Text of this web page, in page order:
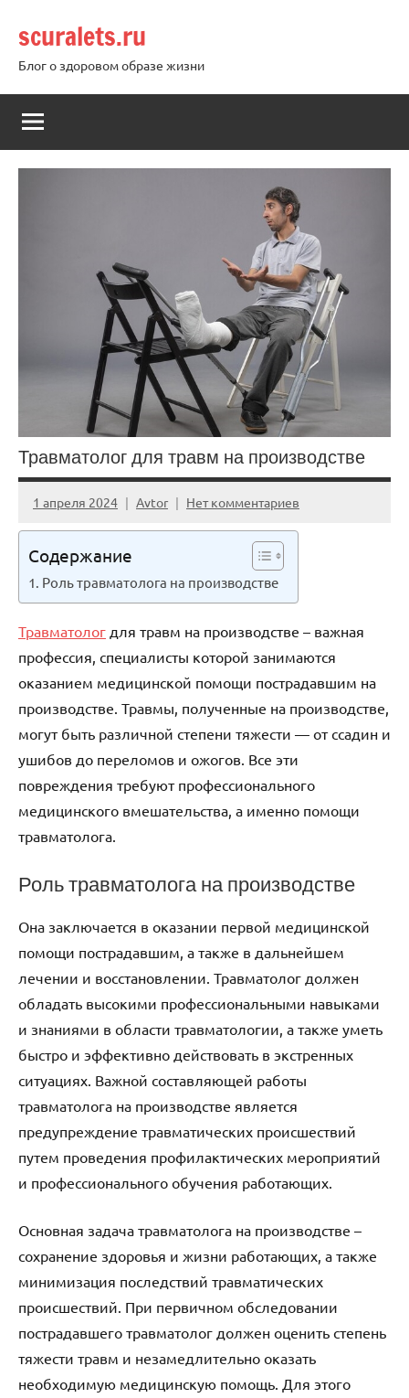
содержимому
scuralets.ru
Блог о здоровом образе жизни
Травматолог для травм на производстве
1 апреля 2024 Avtor Нет комментариев
Содержание
Роль травматолога на производстве
Травматолог для травм на производстве – важная
профессия, специалисты которой занимаются
оказанием медицинской помощи пострадавшим на
производстве. Травмы, полученные на производстве,
могут быть различной степени тяжести — от ссадин и
ушибов до переломов и ожогов. Все эти
повреждения требуют профессионального
медицинского вмешательства, а именно помощи
травматолога.
Роль травматолога на производстве
Она заключается в оказании первой медицинской
помощи пострадавшим, а также в дальнейшем
лечении и восстановлении. Травматолог должен
обладать высокими профессиональными навыками
и знаниями в области травматологии, а также уметь
быстро и эффективно действовать в экстренных
ситуациях. Важной составляющей работы
травматолога на производстве является
предупреждение травматических происшествий
путем проведения профилактических мероприятий
и профессионального обучения работающих.
Основная задача травматолога на производстве –
сохранение здоровья и жизни работающих, а также
минимизация последствий травматических
происшествий. При первичном обследовании
пострадавшего травматолог должен оценить степень
тяжести травм и незамедлительно оказать
необходимую медицинскую помощь. Для этого